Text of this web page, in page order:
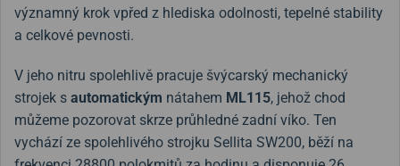
významný krok vpřed z hlediska odolnosti, tepelné stability
a celkové pevnosti.
V jeho nitru spolehlivě pracuje švýcarský mechanický
strojek s automatickým nátahem ML115, jehož chod
můžeme pozorovat skrze průhledné zadní víko. Ten
vychází ze spolehlivého strojku Sellita SW200, běží na